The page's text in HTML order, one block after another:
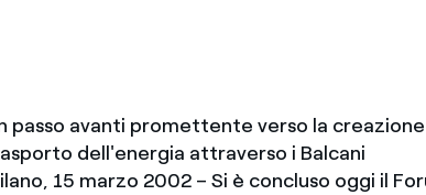
passo avanti promettente verso la
dell'energia attraverso i Balcani
15 marzo 2002 – Si è concluso oggi il